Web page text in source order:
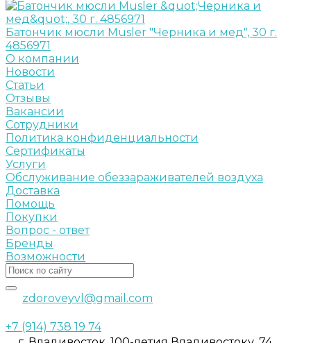
Батончик мюсли Musler "Черника и мед", 30 г.
4856971
О компании
Новости
Статьи
Отзывы
Вакансии
Сотрудники
Политика конфиденциальности
Сертификаты
Услуги
Обслуживание обеззараживателей воздуха
Доставка
Помощь
Покупки
Вопрос - ответ
Бренды
Возможности
zdoroveyvl@gmail.com
+7 (914) 738 19 74